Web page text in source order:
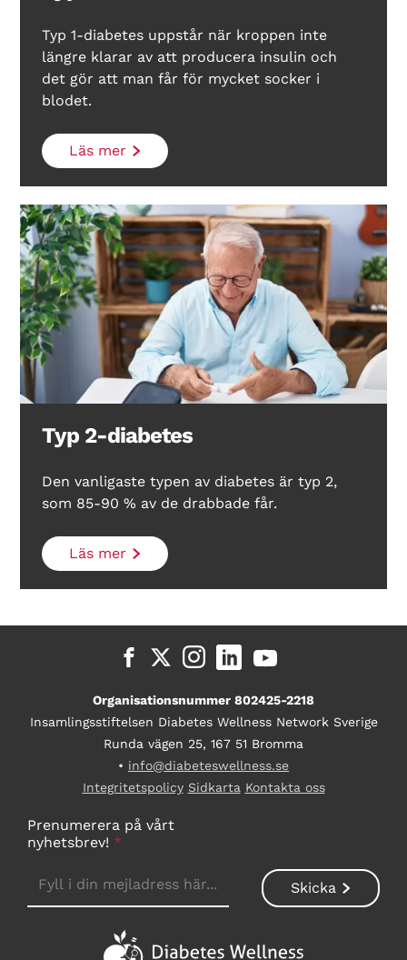
Typ 1-diabetes uppstår när kroppen inte
längre klarar av att producera insulin och
det gör att man får för mycket socker i
blodet.
Läs mer
Typ 2-diabetes
Den vanligaste typen av diabetes är typ 2,
som 85-90 % av de drabbade får.
Läs mer
Organisationsnummer 802425-2218
Insamlingsstiftelsen Diabetes Wellness Network Sverige
Runda vägen 25, 167 51 Bromma
• info@diabeteswellness.se
Integritetspolicy Sidkarta Kontakta oss
Prenumerera på vårt
nyhetsbrev! *